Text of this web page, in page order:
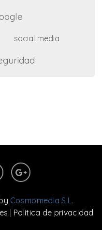
social media
Cosmomedia S.L.
Política de privacidad